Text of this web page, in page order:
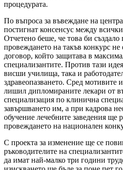
процедурата.
По въпроса за въвеждане на
постигнат консенсус между
Отчетено беше, че това би създало
провеждането на такъв конкурс не
договор, който защитава в
специализантите. Против тази
висши училища, така и
здравеопазването. Сред мотивите
лишил дипломираните лекари от
специализация по клинична
завършването им, а при кадрова
обучение лечебните заведения ще
провеждането на национален
С проекта за изменение ще се
ръководителите на
да имат най-малко три години